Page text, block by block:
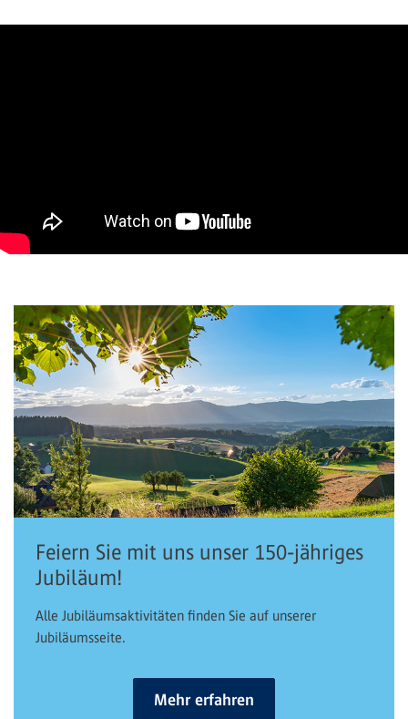
Feiern Sie mit uns unser 150-jähriges
Jubiläum!
Alle Jubiläumsaktivitäten finden Sie auf unserer
Jubiläumsseite.
Mehr erfahren